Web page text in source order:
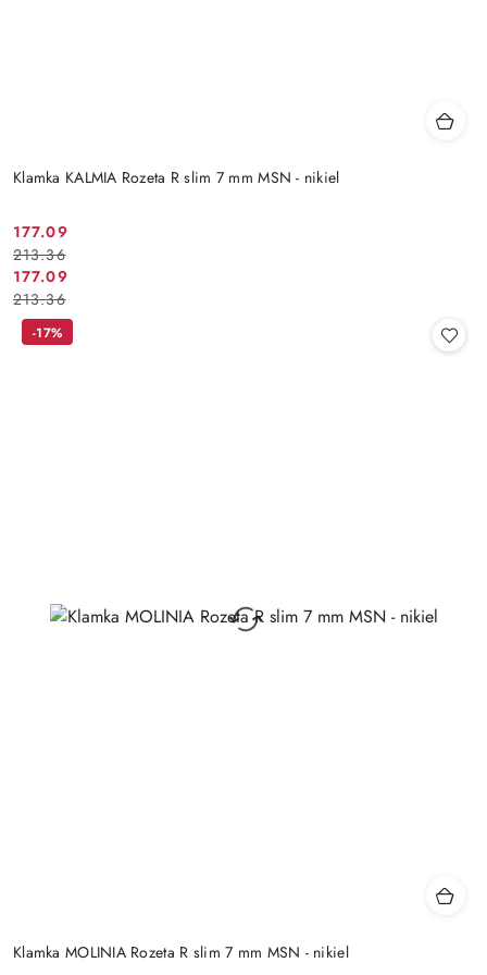
Klamka KALMIA Rozeta R slim 7 mm MSN - nikiel
Cena
promocyjna:
177.09
Cena
przed
promocją:
213.36
Cena
promocyjna:
177.09
Cena
przed
promocją:
213.36
Klamka MOLINIA Rozeta R slim 7 mm MSN - nikiel
-17%